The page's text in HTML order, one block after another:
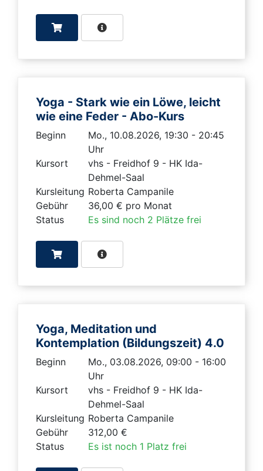
Yoga - Stark wie ein Löwe, leicht
wie eine Feder - Abo-Kurs
Beginn
Mo., 10.08.2026, 19:30 - 20:45
Uhr
Kursort
vhs - Freidhof 9 - HK Ida-
Dehmel-Saal
Kursleitung Roberta Campanile
Gebühr
36,00 € pro Monat
Status
Es sind noch 2 Plätze frei
Yoga, Meditation und
Kontemplation (Bildungszeit) 4.0
Beginn
Mo., 03.08.2026, 09:00 - 16:00
Uhr
Kursort
vhs - Freidhof 9 - HK Ida-
Dehmel-Saal
Kursleitung Roberta Campanile
Gebühr
312,00 €
Status
Es ist noch 1 Platz frei